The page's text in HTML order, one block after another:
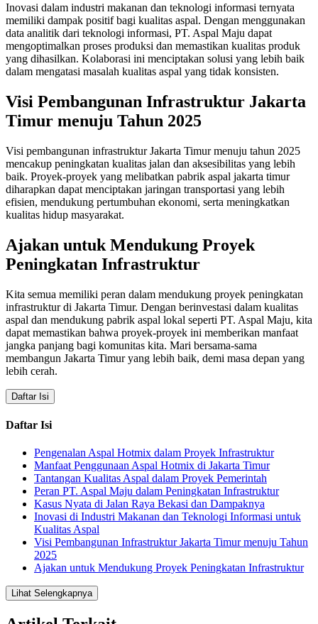
Inovasi dalam industri makanan dan teknologi informasi ternyata
memiliki dampak positif bagi kualitas aspal. Dengan menggunakan
data analitik dari teknologi informasi, PT. Aspal Maju dapat
mengoptimalkan proses produksi dan memastikan kualitas produk
yang dihasilkan. Kolaborasi ini menciptakan solusi yang lebih baik
dalam mengatasi masalah kualitas aspal yang tidak konsisten.
Visi Pembangunan Infrastruktur Jakarta
Timur menuju Tahun 2025
Visi pembangunan infrastruktur Jakarta Timur menuju tahun 2025
mencakup peningkatan kualitas jalan dan aksesibilitas yang lebih
baik. Proyek-proyek yang melibatkan pabrik aspal jakarta timur
diharapkan dapat menciptakan jaringan transportasi yang lebih
efisien, mendukung pertumbuhan ekonomi, serta meningkatkan
kualitas hidup masyarakat.
Ajakan untuk Mendukung Proyek
Peningkatan Infrastruktur
Kita semua memiliki peran dalam mendukung proyek peningkatan
infrastruktur di Jakarta Timur. Dengan berinvestasi dalam kualitas
aspal dan mendukung pabrik aspal lokal seperti PT. Aspal Maju, kita
dapat memastikan bahwa proyek-proyek ini memberikan manfaat
jangka panjang bagi komunitas kita. Mari bersama-sama
membangun Jakarta Timur yang lebih baik, demi masa depan yang
lebih cerah.
Daftar Isi
Daftar Isi
Pengenalan Aspal Hotmix dalam Proyek Infrastruktur
Manfaat Penggunaan Aspal Hotmix di Jakarta Timur
Tantangan Kualitas Aspal dalam Proyek Pemerintah
Peran PT. Aspal Maju dalam Peningkatan Infrastruktur
Kasus Nyata di Jalan Raya Bekasi dan Dampaknya
Inovasi di Industri Makanan dan Teknologi Informasi untuk
Kualitas Aspal
Visi Pembangunan Infrastruktur Jakarta Timur menuju Tahun
2025
Ajakan untuk Mendukung Proyek Peningkatan Infrastruktur
Lihat Selengkapnya